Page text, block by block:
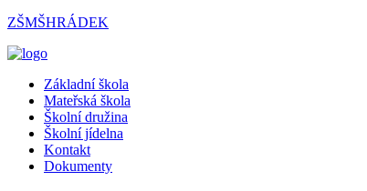
Přejít
obsahu
ZŠMŠHRÁDEK
Menu
Základní škola
Mateřská škola
Školní družina
Školní jídelna
Kontakt
Dokumenty